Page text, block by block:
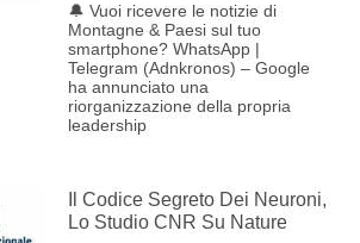
🔔 Vuoi ricevere le notizie di
Montagne & Paesi sul tuo
smartphone? WhatsApp |
Telegram (Adnkronos) – Google
ha annunciato una
riorganizzazione della propria
leadership
Il Codice Segreto Dei Neuroni,
Lo Studio CNR Su Nature